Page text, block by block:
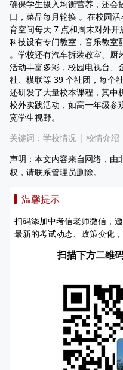
确保学生摄入均衡营养，还会
口，菜品每月轮换 。在校园
育空间每天 7 点和周末对外开
科技设有专门教室，音乐教室
。学校还有汽车拆装教室、厨
活动丰富多彩，校园电视台、
社、模联等 39 个社团，每个
还研发了大量校本课程，其中
校外实践活动，如高一年级参
宽学生视野。
关键词： 学校情况 | 校情介绍
声明：本文内容来自网络，由
权，请联系管理员删除。
温馨提示
扫码添加中考信老师微信，
最新的考试动态、政策变化
扫描下方二维